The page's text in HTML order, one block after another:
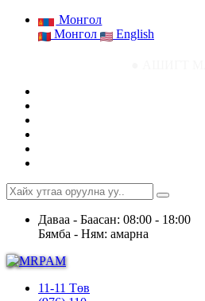
Монгол
Монгол
English
Даваа - Баасан: 08:00 - 18:00
Бямба - Ням: амарна
11-11 Төв